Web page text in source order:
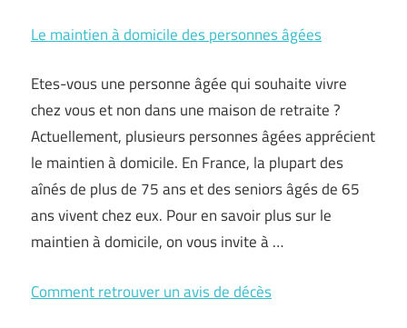
Le maintien à domicile des personnes âgées
Etes-vous une personne âgée qui souhaite vivre
chez vous et non dans une maison de retraite ?
Actuellement, plusieurs personnes âgées apprécient
le maintien à domicile. En France, la plupart des
aînés de plus de 75 ans et des seniors âgés de 65
ans vivent chez eux. Pour en savoir plus sur le
maintien à domicile, on vous invite à …
Comment retrouver un avis de décès